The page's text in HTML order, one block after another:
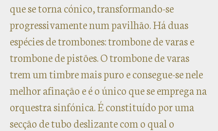
que se torna cónico, transformando-se
progressivamente num pavilhão. Há duas
espécies de trombones: trombone de varas e
trombone de pistões. O trombone de varas
trem um timbre mais puro e consegue-se nele
melhor afinação e é o único que se emprega na
orquestra sinfónica. É constituído por uma
secção de tubo deslizante com o qual o